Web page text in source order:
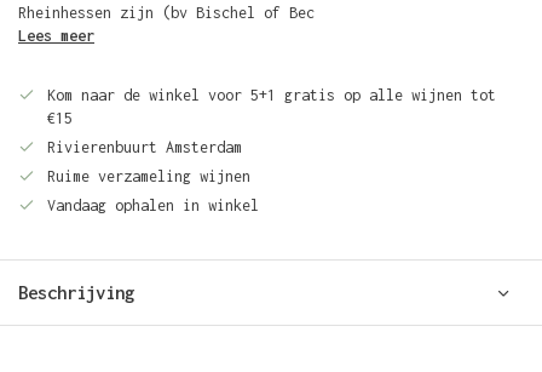
Rheinhessen zijn (bv Bischel of Bec
Lees meer
Kom naar de winkel voor 5+1 gratis op alle wijnen tot
€15
Rivierenbuurt Amsterdam
Ruime verzameling wijnen
Vandaag ophalen in winkel
Beschrijving